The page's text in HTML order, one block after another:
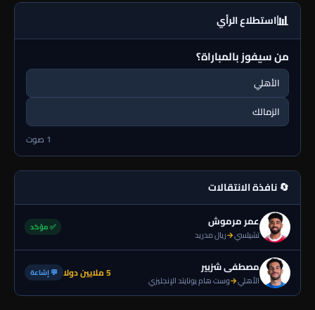
📊استطلاع الرأي
من سيفوز بالمباراة؟
الأهلي
الزمالك
1 صوت
🔄 نافذة الانتقالات
عمر مرموش
تشيلسي→ريال مدريد
✅ مؤكد
مصطفى شزبير
الأهلي→وست هام يونايتد الإنجليزي 5 ملايين دولا 💬 إشاعة